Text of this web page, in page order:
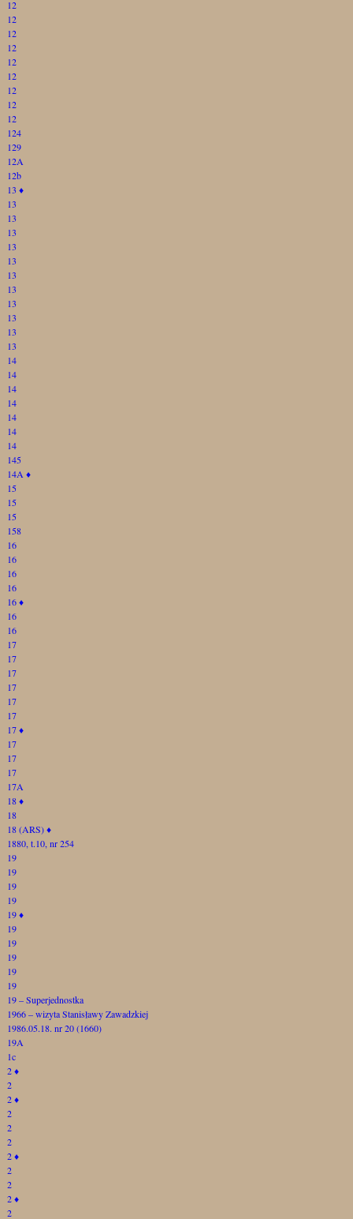
12
12
12
12
12
12
12
12
12
124
129
12A
12b
13 ♦
13
13
13
13
13
13
13
13
13
13
13
14
14
14
14
14
14
14
145
14A ♦
15
15
15
158
16
16
16
16
16♦
16
16
17
17
17
17
17
17
17♦
17
17
17
17A
18♦
18
18 (ARS)♦
1880, t.10, nr 254
19
19
19
19
19♦
19
19
19
19
19
19 – Superjednostka
1966 – wizyta Stanisławy Zawadzkiej
1986.05.18. nr 20 (1660)
19A
1c
2♦
2
2♦
2
2
2
2♦
2
2
2♦
2